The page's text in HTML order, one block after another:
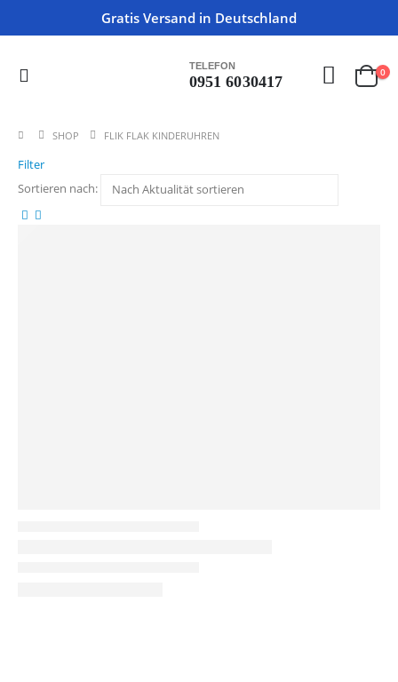
Gratis Versand in Deutschland
TELEFON
0951 6030417
0
SHOP FLIK FLAK KINDERUHREN
Filter
Sortieren nach: